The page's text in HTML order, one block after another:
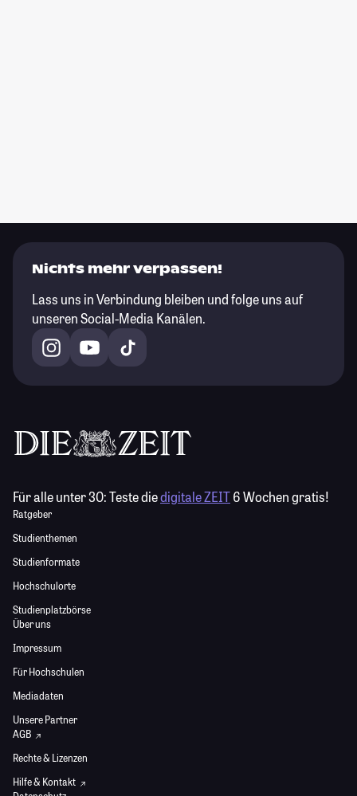
Nichts mehr verpassen!
Lass uns in Verbindung bleiben und folge uns auf
unseren Social-Media Kanälen.
Für alle unter 30:Teste diedigitale ZEIT6 Wochen gratis!
Ratgeber
Studienthemen
Studienformate
Hochschulorte
Studienplatzbörse
Über uns
Impressum
Für Hochschulen
Mediadaten
Unsere Partner
AGB
Rechte & Lizenzen
Hilfe & Kontakt